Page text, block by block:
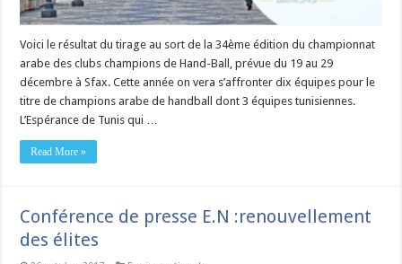
Voici le résultat du tirage au sort de la 34ème édition du championnat
arabe des clubs champions de Hand-Ball, prévue du 19 au 29
décembre à Sfax. Cette année on vera s’affronter dix équipes pour le
titre de champions arabe de handball dont 3 équipes tunisiennes.
L’Espérance de Tunis qui …
Read More »
Conférence de presse E.N :renouvellement
des élites